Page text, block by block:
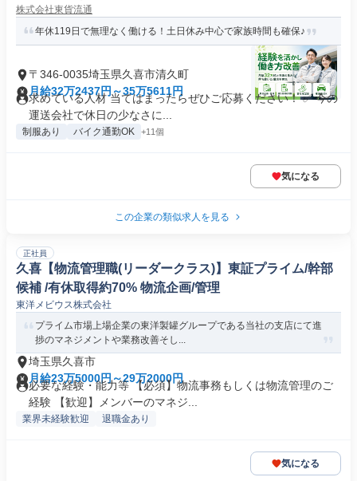
株式会社東貨流通
年休119日で無理なく働ける！土日休み中心で家族時間も確保♪
〒346-0035埼玉県久喜市清久町
月給32万2437円～35万5611円
求めている人材 当てはまったらぜひご応募ください！ ✅ 今の
運送会社で休日の少なさに...
制服あり バイク通勤OK +11個
気になる
この企業の類似求人を見る
正社員
久喜【物流管理職(リーダークラス)】東証プライム/幹部
候補 /有休取得約70% 物流企画/管理
東洋メビウス株式会社
プライム市場上場企業の東洋製罐グループである当社の支店にて進
捗のマネジメントや業務改善そし...
埼玉県久喜市
月給23万5000円～29万2000円
必要な経験・能力等 【必須】物流事務もしくは物流管理のご
経験 【歓迎】メンバーのマネジ...
業界未経験歓迎 退職金あり
気になる